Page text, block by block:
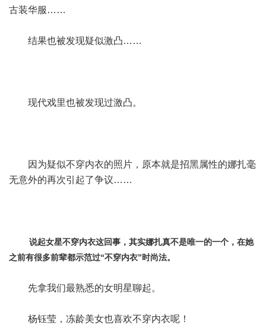
古装华服……
结果也被发现疑似激凸……
现代戏里也被发现过激凸。
因为疑似不穿内衣的照片，原本就是招黑属性的娜扎毫
无意外的再次引起了争议……
说起女星不穿内衣这回事，其实娜扎真不是唯一的一个，在她
之前有很多前辈都示范过“不穿内衣”时尚法。
先拿我们最熟悉的女明星聊起。
杨钰莹，冻龄美女也喜欢不穿内衣呢！